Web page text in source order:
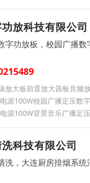
放科技有限公司
字功放板，校园广播
放大板前置放大器板音频
源100W校园广播定压数
源100W背景音乐广播定
科技有限公司
洗，大连厨房排烟系